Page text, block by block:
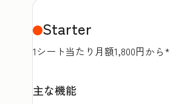
Starter
1シート当たり月額1,800円から*
主な機能